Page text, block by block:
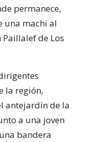
permanece,
una machi al
de Los
la región,
antejardín de la
a una joven
bandera